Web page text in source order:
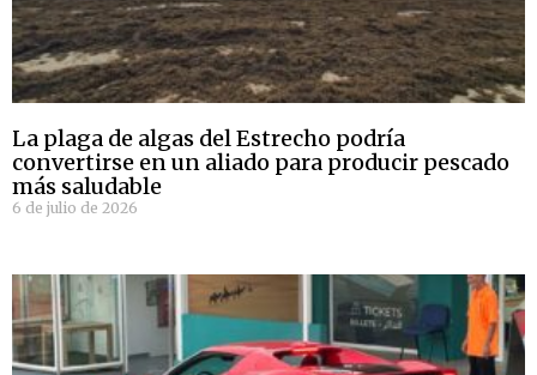
La plaga de algas del Estrecho podría
convertirse en un aliado para producir pescado
más saludable
6 de julio de 2026